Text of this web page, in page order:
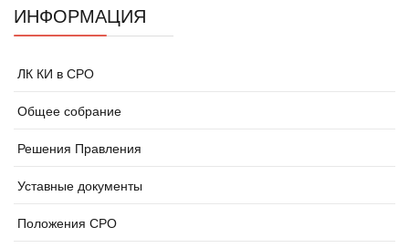
ИНФОРМАЦИЯ
ЛК КИ в СРО
Общее собрание
Решения Правления
Уставные документы
Положения СРО